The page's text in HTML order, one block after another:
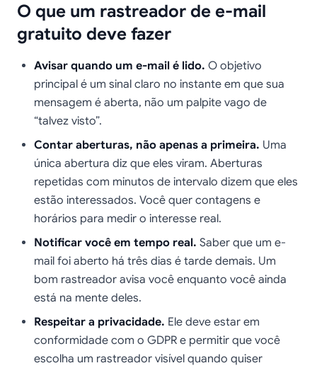
O que um rastreador de e-mail
gratuito deve fazer
Avisar quando um e-mail é lido. O objetivo
principal é um sinal claro no instante em que sua
mensagem é aberta, não um palpite vago de
“talvez visto”.
Contar aberturas, não apenas a primeira. Uma
única abertura diz que eles viram. Aberturas
repetidas com minutos de intervalo dizem que eles
estão interessados. Você quer contagens e
horários para medir o interesse real.
Notificar você em tempo real. Saber que um e-
mail foi aberto há três dias é tarde demais. Um
bom rastreador avisa você enquanto você ainda
está na mente deles.
Respeitar a privacidade. Ele deve estar em
conformidade com o GDPR e permitir que você
escolha um rastreador visível quando quiser